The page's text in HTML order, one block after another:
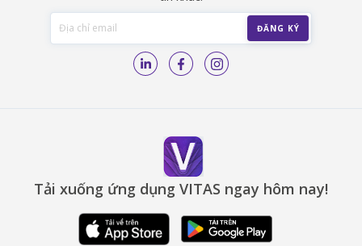
Tải xuống ứng dụng VITAS ngay hôm nay!